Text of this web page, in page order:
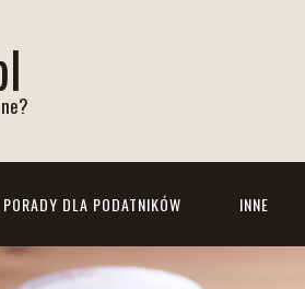
PORADY DLA PODATNIKÓW INNE